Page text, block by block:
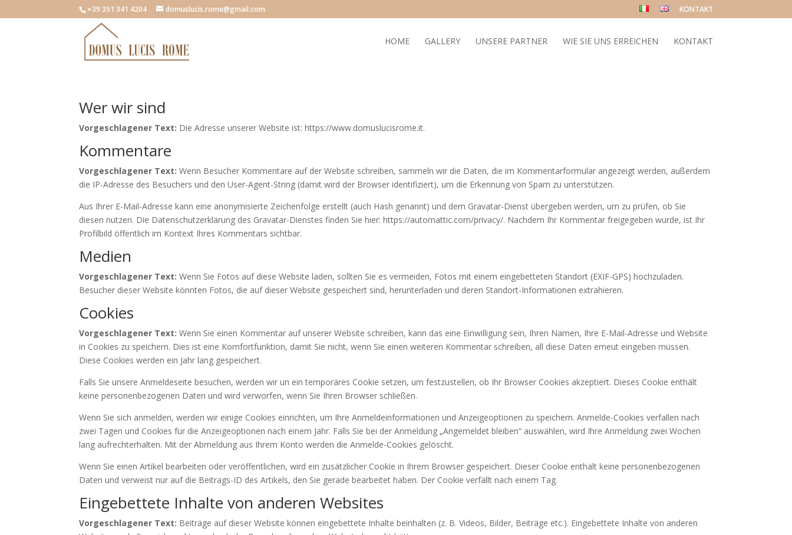
+39 351 341 4204 domuslucis.rome@gmail.com KONTAKT
HOME GALLERY UNSERE PARTNER WIE SIE UNS ERREICHEN KONTAKT
Wer wir sind
Vorgeschlagener Text: Die Adresse unserer Website ist: https://www.domuslucisrome.it.
Kommentare
Vorgeschlagener Text:Wenn Besucher Kommentare auf der Website schreiben, sammeln wir die Daten, die im Kommentarformular angezeigt werden, außerdem
die IP-Adresse des Besuchers und den User-Agent-String (damit wird der Browser identifiziert), um die Erkennung von Spam zu unterstützen.
Aus Ihrer E-Mail-Adresse kann eine anonymisierte Zeichenfolge erstellt (auch Hash genannt) und dem Gravatar-Dienst übergeben werden, um zu prüfen, ob Sie
diesen nutzen. Die Datenschutzerklärung des Gravatar-Dienstes finden Sie hier: https://automattic.com/privacy/. Nachdem Ihr Kommentar freigegeben wurde, ist Ihr
Profilbild öffentlich im Kontext Ihres Kommentars sichtbar.
Medien
Vorgeschlagener Text:Wenn Sie Fotos auf diese Website laden, sollten Sie es vermeiden, Fotos mit einem eingebetteten Standort (EXIF-GPS) hochzuladen.
Besucher dieser Website könnten Fotos, die auf dieser Website gespeichert sind, herunterladen und deren Standort-Informationen extrahieren.
Cookies
Vorgeschlagener Text:Wenn Sie einen Kommentar auf unserer Website schreiben, kann das eine Einwilligung sein, Ihren Namen, Ihre E-Mail-Adresse und Website
in Cookies zu speichern. Dies ist eine Komfortfunktion, damit Sie nicht, wenn Sie einen weiteren Kommentar schreiben, all diese Daten erneut eingeben müssen.
Diese Cookies werden ein Jahr lang gespeichert.
Falls Sie unsere Anmeldeseite besuchen, werden wir un ein temporäres Cookie setzen, um festzustellen, ob Ihr Browser Cookies akzeptiert. Dieses Cookie enthält
keine personenbezogenen Daten und wird verworfen, wenn Sie Ihren Browser schließen.
Wenn Sie sich anmelden, werden wir einige Cookies einrichten, um Ihre Anmeldeinformationen und Anzeigeoptionen zu speichern. Anmelde-Cookies verfallen nach
zwei Tagen und Cookies für die Anzeigeoptionen nach einem Jahr. Falls Sie bei der Anmeldung „Angemeldet bleiben“ auswählen, wird Ihre Anmeldung zwei Wochen
lang aufrechterhalten. Mit der Abmeldung aus Ihrem Konto werden die Anmelde-Cookies gelöscht.
Wenn Sie einen Artikel bearbeiten oder veröffentlichen, wird ein zusätzlicher Cookie in Ihrem Browser gespeichert. Dieser Cookie enthält keine personenbezogenen
Daten und verweist nur auf die Beitrags-ID des Artikels, den Sie gerade bearbeitet haben. Der Cookie verfällt nach einem Tag.
Eingebettete Inhalte von anderen Websites
Vorgeschlagener Text: Beiträge auf dieser Website können eingebettete Inhalte beinhalten (z. B. Videos, Bilder, Beiträge etc.). Eingebettete Inhalte von anderen
Alle Ausstattungen
Laden...
Verfügbarkeit & Preise